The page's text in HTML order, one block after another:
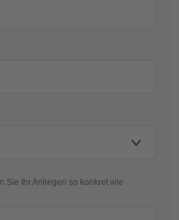
Sie Ihr Anliegen so konkret wie